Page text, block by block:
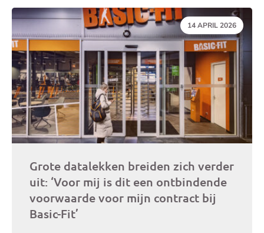
DATUM:
14 APRIL 2026
Grote datalekken breiden zich verder
uit: ‘Voor mij is dit een ontbindende
voorwaarde voor mijn contract bij
Basic-Fit’